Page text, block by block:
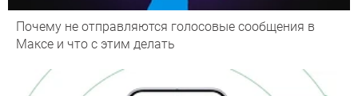
Почему не отправляются голосовые сообщения в
Максе и что с этим делать